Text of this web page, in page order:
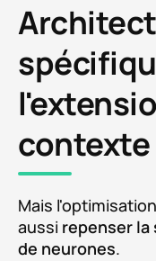
contexte
Mais
aussi repenser
de neurones.